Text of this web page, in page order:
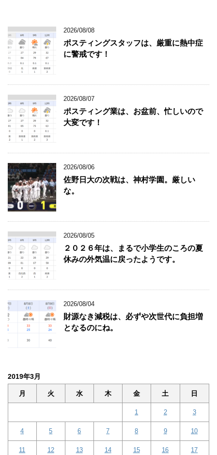
2026/08/08
ポスティングスタッフは、厳重に熱中症
に警戒です！
2026/08/07
ポスティング業は、お盆前、忙しいので
大変です！
2026/08/06
佐野日大の次戦は、神村学園。厳しい
な。
2026/08/05
２０２６年は、まるで小学生のころの夏
休みの外気温に戻ったようです。
2026/08/04
財源なき減税は、必ずや次世代に負担増
となるのにね。
2019年3月
月 火 水 木 金 土 日
1 2 3
4 5 6 7 8 9 10
11 12 13 14 15 16 17